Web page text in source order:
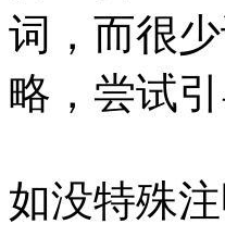
词，而很
略，尝试
如没特殊